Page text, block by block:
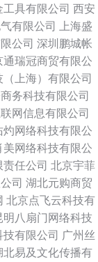
具有限公司 西安
有限公司
上海盛
公司 深圳鹏城帐
通瑞冠商贸有限公
上海）有限公司
务科技有限公司
网信息有限公司
灼网络科技有限公
美网络科技有限公
任公司 北京宇菲
司 湖北元购商贸
北京点飞云科技有
明八扇门网络科技
技有限公司 广州丝
北易及文化传播有